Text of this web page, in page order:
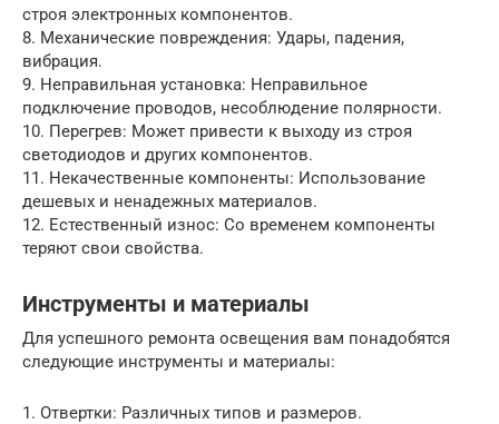
строя электронных компонентов.
8. Механические повреждения: Удары, падения,
вибрация.
9. Неправильная установка: Неправильное
подключение проводов, несоблюдение полярности.
10. Перегрев: Может привести к выходу из строя
светодиодов и других компонентов.
11. Некачественные компоненты: Использование
дешевых и ненадежных материалов.
12. Естественный износ: Со временем компоненты
теряют свои свойства.
Инструменты и материалы
Для успешного ремонта освещения вам понадобятся
следующие инструменты и материалы:
1. Отвертки: Различных типов и размеров.